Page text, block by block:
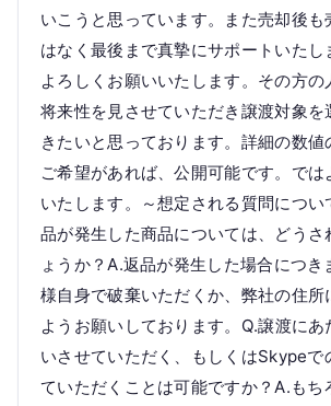
いこうと思っています。また売却後も
はなく最後まで真摯にサポートいたし
よろしくお願いいたします。その方の
将来性を見させていただき譲渡対象を
きたいと思っております。詳細の数値
ご希望があれば、公開可能です。では
いたします。～想定される質問につい
品が発生した商品については、どうさ
ょうか？A.返品が発生した場合につき
様自身で破棄いただくか、弊社の住所
ようお願いしております。Q.譲渡にあ
いさせていただく、もしくはSkypeで
ていただくことは可能ですか？A.もち